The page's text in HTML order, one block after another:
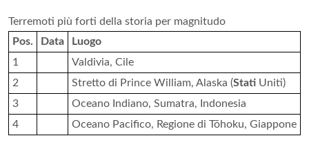
Terremoti più forti della storia per magnitudo
Pos.
Data
Luogo
1
Valdivia, Cile
2
Stretto di Prince William, Alaska (Stati Uniti)
3
Oceano Indiano, Sumatra, Indonesia
4
Oceano Pacifico, Regione di Tōhoku, Giappone